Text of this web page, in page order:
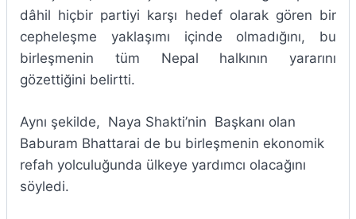
dâhil hiçbir partiyi karşı hedef olarak gören bir
cepheleşme yaklaşımı içinde olmadığını, bu
birleşmenin tüm Nepal halkının yararını
gözettiğini belirtti.
Aynı şekilde, Naya Shakti’nin Başkanı olan
Baburam Bhattarai de bu birleşmenin ekonomik
refah yolculuğunda ülkeye yardımcı olacağını
söyledi.